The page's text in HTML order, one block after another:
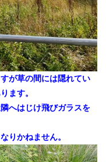
が草の間には隠れてい
ます。
へはじけ飛びガラスを
りかねません。